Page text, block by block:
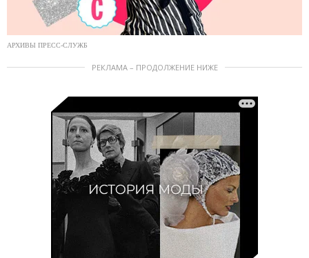
АРХИВЫ ПРЕСС-СЛУЖБ
РЕКЛАМА – ПРОДОЛЖЕНИЕ НИЖЕ